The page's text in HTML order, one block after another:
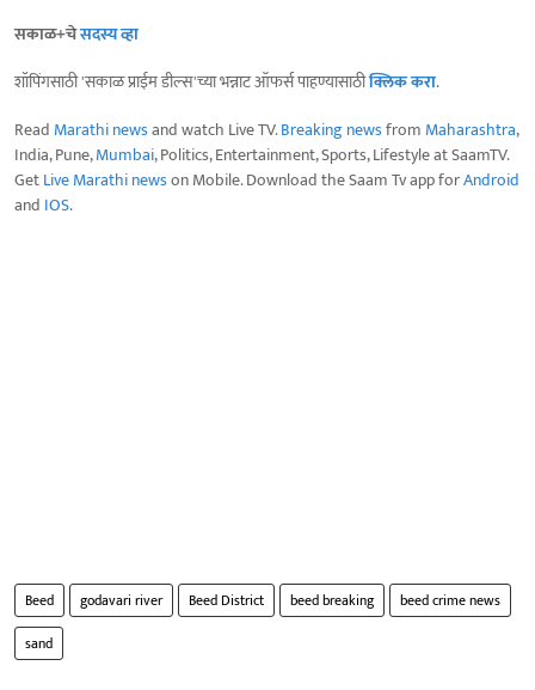
सकाळ+चेसदस्य व्हा
शॉपिंगसाठी 'सकाळ प्राईम डील्स'च्या भन्नाट ऑफर्स पाहण्यासाठीक्लिक करा.
Read Marathi newsand watch Live TV.Breaking newsfrom Maharashtra,
India, Pune,Mumbai, Politics, Entertainment, Sports, Lifestyle at SaamTV.
GetLive Marathi newson Mobile. Download the Saam Tv app forAndroid
and IOS.
Beed godavari river Beed District beed breaking
beed crime news
sand